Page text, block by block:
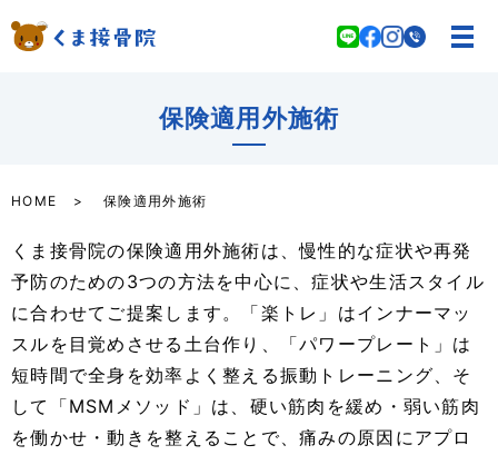
保険適用外施術
HOME 保険適用外施術
くま接骨院の保険適用外施術は、慢性的な症状や再発
予防のための3つの方法を中心に、症状や生活スタイル
に合わせてご提案します。「楽トレ」はインナーマッ
スルを目覚めさせる土台作り、「パワープレート」は
短時間で全身を効率よく整える振動トレーニング、そ
して「MSMメソッド」は、硬い筋肉を緩め・弱い筋肉
を働かせ・動きを整えることで、痛みの原因にアプロ